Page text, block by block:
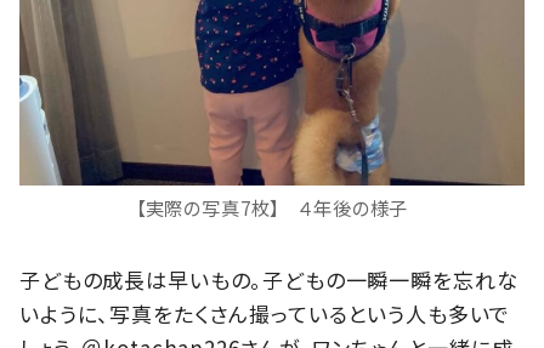
【実際の写真7枚】 ４年後の様子
子どもの成長は早いもの。子どもの一瞬一瞬を忘れな
いように、写真をたくさん撮っているという人も多いで